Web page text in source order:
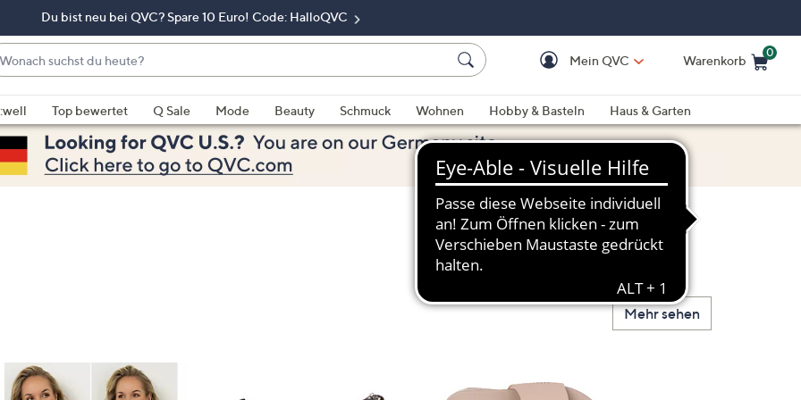
Du bist neu bei QVC? Spare 10 Euro! Code: HalloQVC
Mein QVC Warenkorb
0
Top bewertet Q Sale Mode Beauty Schmuck Wohnen Hobby & Basteln
Haus & Garten
Mehr sehen